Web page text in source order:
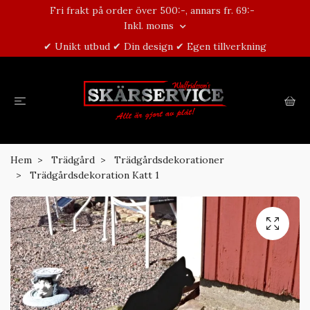
Fri frakt på order över 500:-, annars fr. 69:-
Inkl. moms
✔ Unikt utbud ✔ Din design ✔ Egen tillverkning
Hem Trädgård
Trädgårdsdekorationer
Trädgårdsdekoration Katt 1